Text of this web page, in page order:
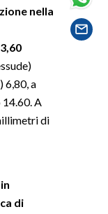
nella
6,80, a
A
di
di